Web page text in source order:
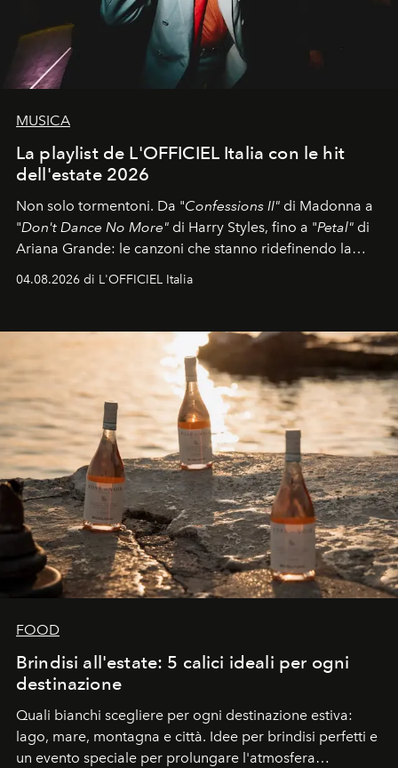
MUSICA
La playlist de L'OFFICIEL Italia con le hit
dell'estate 2026
Non solo tormentoni. Da "Confessions II" di Madonna a
"Don't Dance No More" di Harry Styles, fino a "Petal" di
Ariana Grande: le canzoni che stanno ridefinendo la
colonna sonora della stagione.
04.08.2026 di L'OFFICIEL Italia
FOOD
Brindisi all'estate: 5 calici ideali per ogni
destinazione
Quali bianchi scegliere per ogni destinazione estiva:
lago, mare, montagna e città. Idee per brindisi perfetti e
un evento speciale per prolungare l'atmosfera